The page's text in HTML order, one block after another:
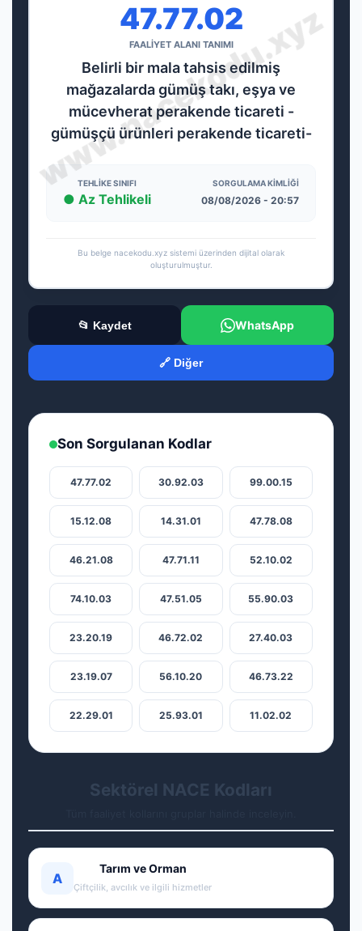
47.77.02
FAALİYET ALANI TANIMI
Belirli bir mala tahsis edilmiş
mağazalarda gümüş takı, eşya ve
mücevherat perakende ticareti -
gümüşçü ürünleri perakende ticareti-
TEHLIKE SINIFI
● Az Tehlikeli
SORGULAMA KIMLIĞI
08/08/2026 - 20:57
Bu belge nacekodu.xyz sistemi üzerinden dijital olarak
oluşturulmuştur.
📂 Kaydet WhatsApp
🔗 Diğer
Son Sorgulanan Kodlar
47.77.02 30.92.03 99.00.15
15.12.08 14.31.01 47.78.08
46.21.08 47.71.11 52.10.02
74.10.03 47.51.05 55.90.03
23.20.19 46.72.02 27.40.03
23.19.07 56.10.20 46.73.22
22.29.01 25.93.01 11.02.02
Sektörel NACE Kodları
A
Tarım ve Orman
Çiftçilik, avcılık ve ilgili hizmetler